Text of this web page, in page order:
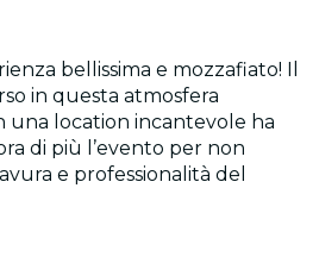
bellissima e mozzafiato! Il
in questa atmosfera
una location incantevole ha
di più l’evento per non
e professionalità del